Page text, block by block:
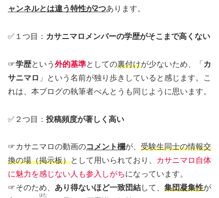
ャンネルとは違う特性が2つあります。
✅１つ目： カサニマロメンバーの学歴がそこまで高くない
☞学歴という 外的基準としての裏付けが少ないため、「 カ
サニマロ 」という名前が独り歩きしていると感じます。こ
れは、本ブログの執筆者べんとうも同じように思います。
✅２つ目： 投稿頻度が著しく高い
☞カサニマロの動画のコメント欄が、 受験生同士の情報交
換の場（掲示板）として用いられており、
カサニマロ自体
に魅力を感じない人も参入しがちになっています。
☞そのため、 あり得ないほど一致団結して、 集団凝集性が
はた